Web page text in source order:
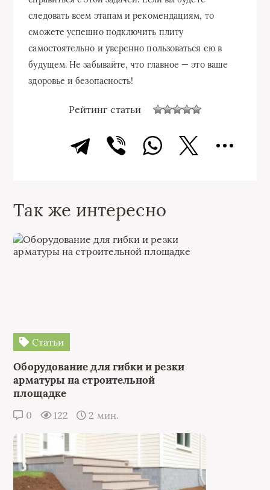
следовать всем этапам и рекомендациям, то
сможете успешно подключить плиту
самостоятельно и уверенно пользоваться ею в
будущем. Не забывайте, что главное — это ваше
здоровье и безопасность!
Рейтинг статьи
Так же интересно
Статьи
Оборудование для гибки и резки
арматуры на строительной
площадке
0 122 2 мин.